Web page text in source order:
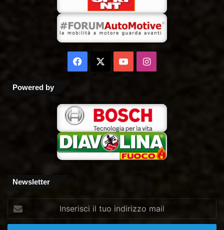
Facebook
You Instagram
Powered by
Newsletter
tuo